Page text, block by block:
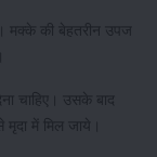
की बेहतरीन उपज
चाहिए। उसके बाद
में मिल जाये।